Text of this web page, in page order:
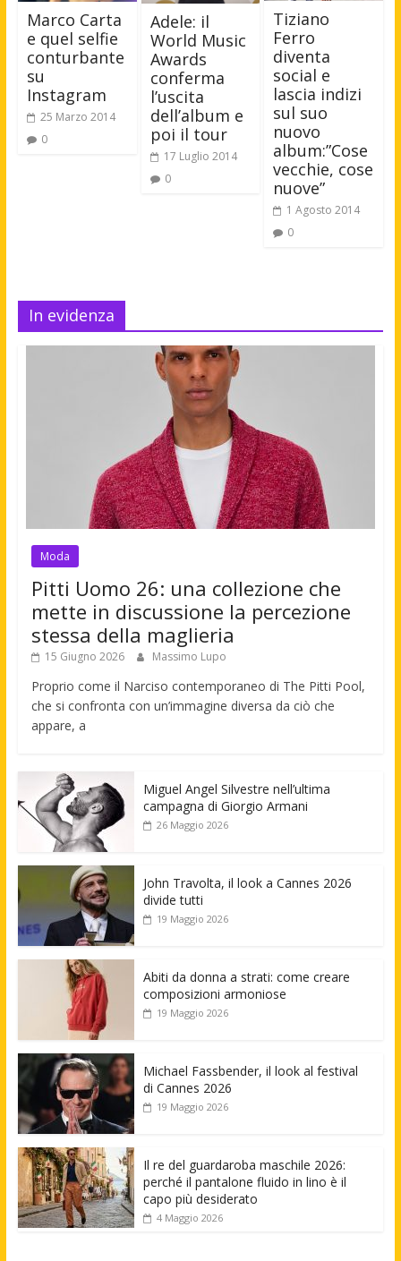
Marco Carta
e quel selfie
conturbante
su
Instagram
25 Marzo 2014
0
Adele: il
World Music
Awards
conferma
l’uscita
dell’album e
poi il tour
17 Luglio 2014
0
Tiziano
Ferro
diventa
social e
lascia indizi
sul suo
nuovo
album:”Cose
vecchie, cose
nuove”
1 Agosto 2014
0
In evidenza
Moda
Pitti Uomo 26: una collezione che
mette in discussione la percezione
stessa della maglieria
15 Giugno 2026 Massimo Lupo
Proprio come il Narciso contemporaneo di The Pitti Pool,
che si confronta con un’immagine diversa da ciò che
appare, a
Miguel Angel Silvestre nell’ultima
campagna di Giorgio Armani
26 Maggio 2026
John Travolta, il look a Cannes 2026
divide tutti
19 Maggio 2026
Abiti da donna a strati: come creare
composizioni armoniose
19 Maggio 2026
Michael Fassbender, il look al festival
di Cannes 2026
19 Maggio 2026
Il re del guardaroba maschile 2026:
perché il pantalone fluido in lino è il
capo più desiderato
4 Maggio 2026